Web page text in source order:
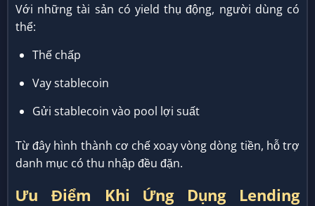
Với những tài sản có yield thụ động, người dùng có
thể:
Thế chấp
Vay stablecoin
Gửi stablecoin vào pool lợi suất
Từ đây hình thành cơ chế xoay vòng dòng tiền, hỗ trợ
danh mục có thu nhập đều đặn.
Ưu Điểm Khi Ứng Dụng Lending